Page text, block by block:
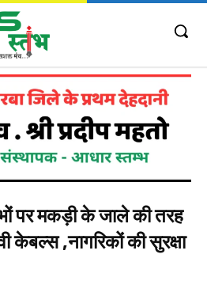
पर मकड़ी के जाले की तरह
,नागरिकों की सुरक्षा